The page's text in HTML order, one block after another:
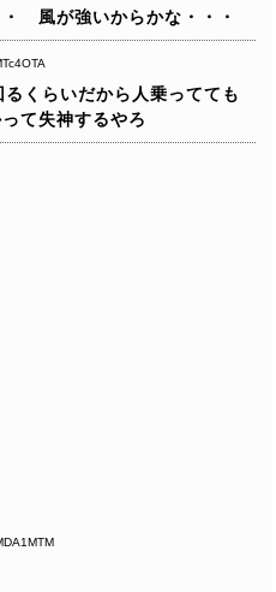
風が強いからかな・・・
くらいだから人乗ってても
て失神するやろ